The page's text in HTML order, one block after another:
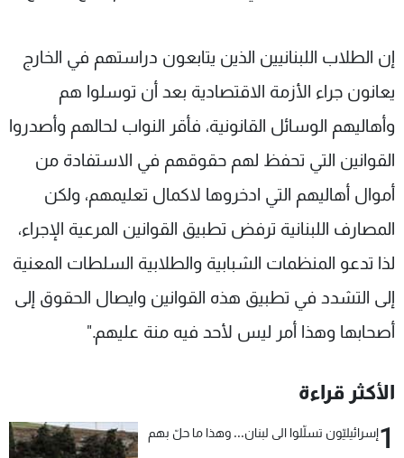
إن الطلاب اللبنانيين الذين يتابعون دراستهم في الخارج
يعانون جراء الأزمة الاقتصادية بعد أن توسلوا هم
وأهاليهم الوسائل القانونية، فأقر النواب لحالهم وأصدروا
القوانين التي تحفظ لهم حقوقهم في الاستفادة من
أموال أهاليهم التي ادخروها لاكمال تعليمهم، ولكن
المصارف اللبنانية ترفض تطبيق القوانين المرعية الإجراء،
لذا تدعو المنظمات الشبابية والطلابية السلطات المعنية
إلى التشدد في تطبيق هذه القوانين وايصال الحقوق إلى
أصحابها وهذا أمر ليس لأحد فيه منة عليهم."
الأكثر قراءة
1إسرائيليّون تسلّلوا الى لبنان... وهذا ما حلّ بهم